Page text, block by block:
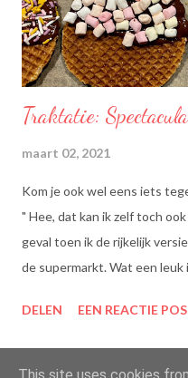
Traktatie:
maart 02, 2021
Kom je ook wel eens iets
" Hee, dat kan ik zelf toch
geval toen ik de rijkelijk
de supermarkt. Wat een leuk
lekkere traktatie, nietwaar?
DELEN EEN REACTIE